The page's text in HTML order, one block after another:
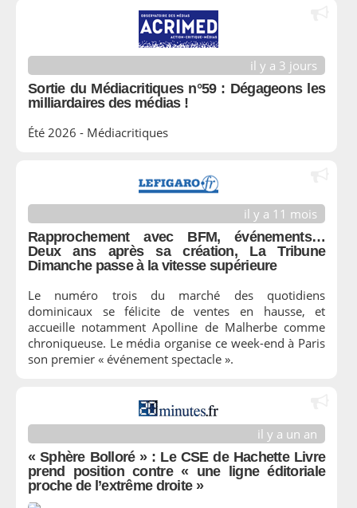
il y a 3 jours
Sortie du Médiacritiques n°59 : Dégageons les
milliardaires des médias !
Été 2026 - Médiacritiques
il y a 11 mois
Rapprochement avec BFM, événements…
Deux ans après sa création, La Tribune
Dimanche passe à la vitesse supérieure
Le numéro trois du marché des quotidiens
dominicaux se félicite de ventes en hausse, et
accueille notamment Apolline de Malherbe comme
chroniqueuse. Le média organise ce week-end à Paris
son premier « événement spectacle ».
il y a un an
« Sphère Bolloré » : Le CSE de Hachette Livre
prend position contre « une ligne éditoriale
proche de l’extrême droite »